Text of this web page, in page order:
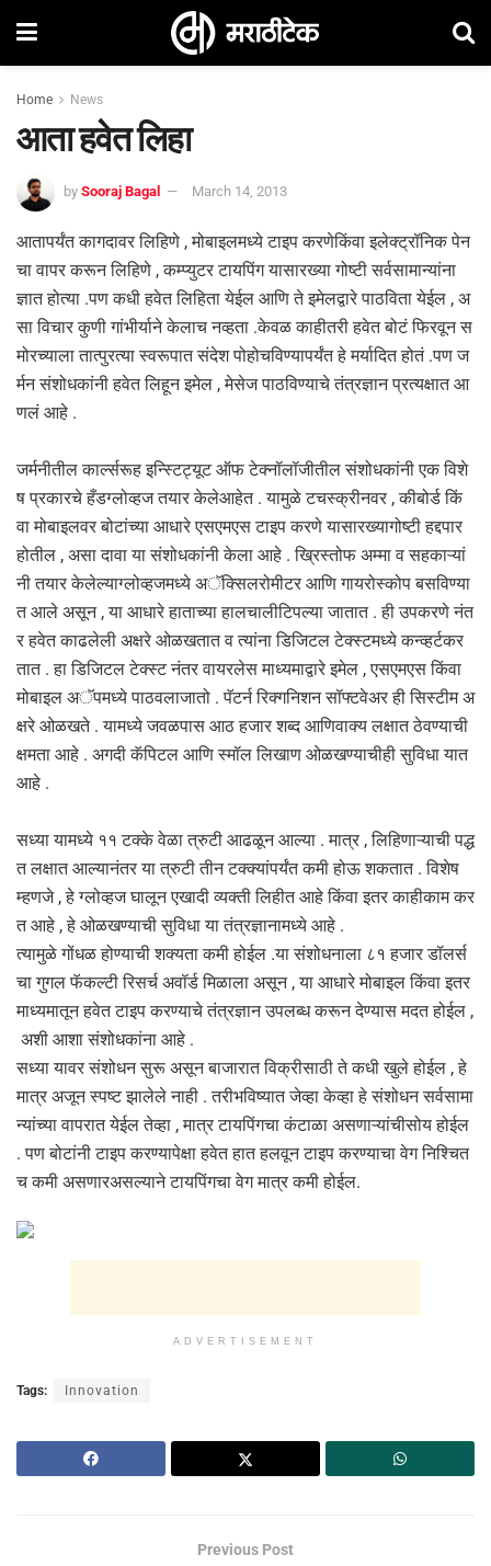
Home News
आता हवेत लिहा
by Sooraj Bagal March 14, 2013
आतापर्यंत कागदावर लिहिणे , मोबाइलमध्ये टाइप करणेकिंवा इलेक्ट्रॉनिक पेन
चा वापर करून लिहिणे , कम्प्युटर टायपिंग यासारख्या गोष्टी सर्वसामान्यांना
ज्ञात होत्या .पण कधी हवेत लिहिता येईल आणि ते इमेलद्वारे पाठविता येईल , अ
सा विचार कुणी गांभीर्याने केलाच नव्हता .केवळ काहीतरी हवेत बोटं फिरवून स
मोरच्याला तात्पुरत्या स्वरूपात संदेश पोहोचविण्यापर्यंत हे मर्यादित होतं .पण ज
र्मन संशोधकांनी हवेत लिहून इमेल , मेसेज पाठविण्याचे तंत्रज्ञान प्रत्यक्षात आ
णलं आहे .
जर्मनीतील कार्ल्सरूह इन्स्टिट्यूट ऑफ टेक्नॉलॉजीतील संशोधकांनी एक विशे
ष प्रकारचे हँडग्लोव्हज तयार केलेआहेत . यामुळे टचस्क्रीनवर , कीबोर्ड किं
वा मोबाइलवर बोटांच्या आधारे एसएमएस टाइप करणे यासारख्यागोष्टी हद्दपार
होतील , असा दावा या संशोधकांनी केला आहे . ख्रिस्तोफ अम्मा व सहकाऱ्यां
नी तयार केलेल्याग्लोव्हजमध्ये अॅक्सिलरोमीटर आणि गायरोस्कोप बसविण्या
त आले असून , या आधारे हाताच्या हालचालीटिपल्या जातात . ही उपकरणे नंत
र हवेत काढलेली अक्षरे ओळखतात व त्यांना डिजिटल टेक्स्टमध्ये कन्व्हर्टकर
तात . हा डिजिटल टेक्स्ट नंतर वायरलेस माध्यमाद्वारे इमेल , एसएमएस किंवा
मोबाइल अॅपमध्ये पाठवलाजातो . पॅटर्न रिक्गनिशन सॉफ्टवेअर ही सिस्टीम अ
क्षरे ओळखते . यामध्ये जवळपास आठ हजार शब्द आणिवाक्य लक्षात ठेवण्याची
क्षमता आहे . अगदी कॅपिटल आणि स्मॉल लिखाण ओळखण्याचीही सुविधा यात
आहे .
सध्या यामध्ये ११ टक्के वेळा त्रुटी आढळून आल्या . मात्र , लिहिणाऱ्याची पद्ध
त लक्षात आल्यानंतर या त्रुटी तीन टक्क्यांपर्यंत कमी होऊ शकतात . विशेष
म्हणजे , हे ग्लोव्हज घालून एखादी व्यक्ती लिहीत आहे किंवा इतर काहीकाम कर
त आहे , हे ओळखण्याची सुविधा या तंत्रज्ञानामध्ये आहे .
त्यामुळे गोंधळ होण्याची शक्यता कमी होईल .या संशोधनाला ८१ हजार डॉलर्स
चा गुगल फॅकल्टी रिसर्च अवॉर्ड मिळाला असून , या आधारे मोबाइल किंवा इतर
माध्यमातून हवेत टाइप करण्याचे तंत्रज्ञान उपलब्ध करून देण्यास मदत होईल ,
अशी आशा संशोधकांना आहे .
सध्या यावर संशोधन सुरू असून बाजारात विक्रीसाठी ते कधी खुले होईल , हे
मात्र अजून स्पष्ट झालेले नाही . तरीभविष्यात जेव्हा केव्हा हे संशोधन सर्वसामा
न्यांच्या वापरात येईल तेव्हा , मात्र टायपिंगचा कंटाळा असणाऱ्यांचीसोय होईल
. पण बोटांनी टाइप करण्यापेक्षा हवेत हात हलवून टाइप करण्याचा वेग निश्चित
च कमी असणारअसल्याने टायपिंगचा वेग मात्र कमी होईल.
ADVERTISEMENT
Tags: Innovation
Previous Post